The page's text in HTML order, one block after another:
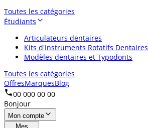
Toutes les catégories
Étudiants
Articulateurs dentaires
Kits d'Instruments Rotatifs Dentaires
Modèles dentaires et Typodonts
Toutes les catégories
OffresMarquesBlog
00 000 00 00
Bonjour
Mon compte
Mes